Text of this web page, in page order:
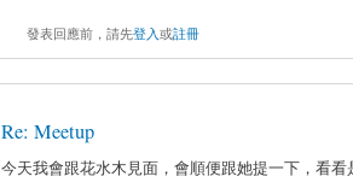
發表回應前，請先登入或註冊
Re: Meetup
今天我會跟花水木見面，會順便跟她提一下，看看